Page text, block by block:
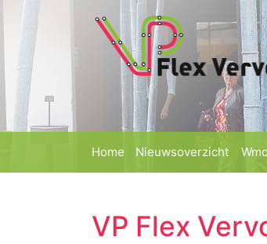
Home (current)
Nieuwsoverzicht
VP Flex